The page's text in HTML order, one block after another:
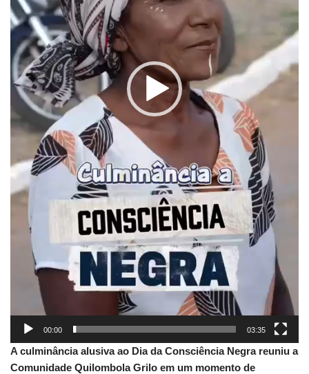
í
d
o
00:00 03:35
A culminância alusiva ao Dia da Consciência Negra reuniu a
Comunidade Quilombola Grilo em um momento de